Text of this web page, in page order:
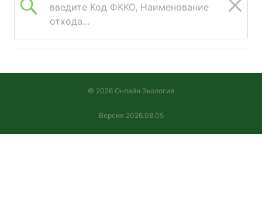
введите Код ФККО, Наименование
отхода...
© 2026 Онлайн Экология
Версия 2026.08.05